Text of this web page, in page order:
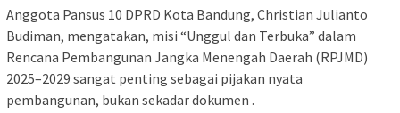
Anggota Pansus 10 DPRD Kota Bandung, Christian Julianto
Budiman, mengatakan, misi “Unggul dan Terbuka” dalam
Rencana Pembangunan Jangka Menengah Daerah (RPJMD)
2025–2029 sangat penting sebagai pijakan nyata
pembangunan, bukan sekadar dokumen .